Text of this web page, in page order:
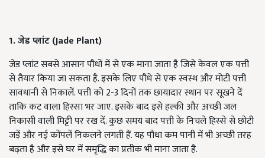
1. जेड प्लांट (Jade Plant)
जेड प्लांट सबसे आसान पौधों में से एक माना जाता है जिसे केवल एक पत्ती
से तैयार किया जा सकता है. इसके लिए पौधे से एक स्वस्थ और मोटी पत्ती
सावधानी से निकालें. पत्ती को 2-3 दिनों तक छायादार स्थान पर सूखने दें
ताकि कट वाला हिस्सा भर जाए. इसके बाद इसे हल्की और अच्छी जल
निकासी वाली मिट्टी पर रख दें. कुछ समय बाद पत्ती के निचले हिस्से से छोटी
जड़ें और नई कोंपलें निकलने लगती हैं. यह पौधा कम पानी में भी अच्छी तरह
बढ़ता है और इसे घर में समृद्धि का प्रतीक भी माना जाता है.